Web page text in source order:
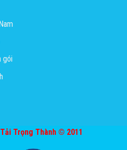
gói
Trọng Thành © 2011